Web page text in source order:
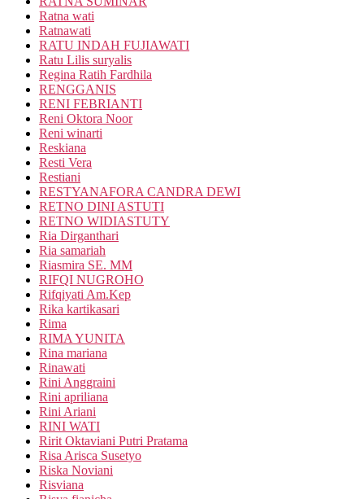
Ratna wati
Ratnawati
RATU INDAH FUJIAWATI
Ratu Lilis suryalis
Regina Ratih Fardhila
RENGGANIS
RENI FEBRIANTI
Reni Oktora Noor
Reni winarti
Reskiana
Resti Vera
Restiani
RESTYANAFORA CANDRA DEWI
RETNO DINI ASTUTI
RETNO WIDIASTUTY
Ria Dirganthari
Ria samariah
Riasmira SE. MM
RIFQI NUGROHO
Rifqiyati Am.Kep
Rika kartikasari
Rima
RIMA YUNITA
Rina mariana
Rinawati
Rini Anggraini
Rini apriliana
Rini Ariani
RINI WATI
Ririt Oktaviani Putri Pratama
Risa Arisca Susetyo
Riska Noviani
Risviana